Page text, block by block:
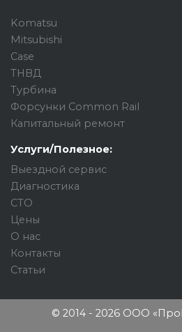
Komatsu
Mitsubishi
Case
ТНВД
Турбина
Форсунки Common Rail
Капитальный ремонт
Услуги/Полезное:
Выездной сервис
Диагностика
СТО
Цены
О нас
Контакты
Статьи
© 2014 - 2026 ООО